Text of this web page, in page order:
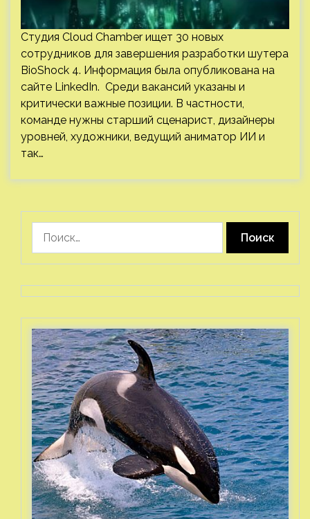
Студия Cloud Chamber ищет 30 новых
сотрудников для завершения разработки шутера
BioShock 4. Информация была опубликована на
сайте LinkedIn. Среди вакансий указаны и
критически важные позиции. В частности,
команде нужны старший сценарист, дизайнеры
уровней, художники, ведущий аниматор ИИ и
так…